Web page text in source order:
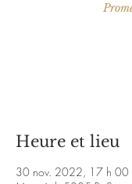
Heure et lieu
30 nov. 2022, 17 h 00